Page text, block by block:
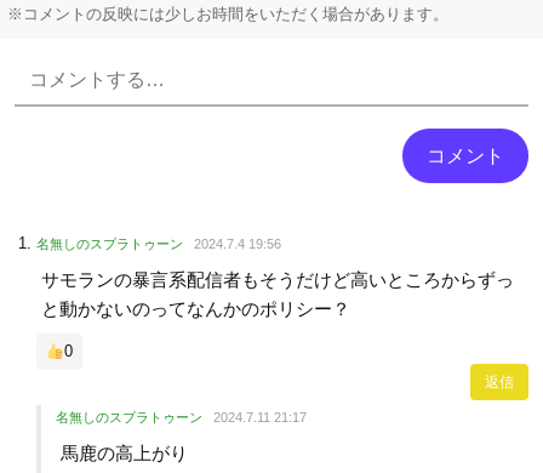
※コメントの反映には少しお時間をいただく場合があります。
名無しのスプラトゥーン 2024.7.4 19:56
サモランの暴言系配信者もそうだけど高いところからずっ
と動かないのってなんかのポリシー？
0
返信
名無しのスプラトゥーン 2024.7.11 21:17
馬鹿の高上がり